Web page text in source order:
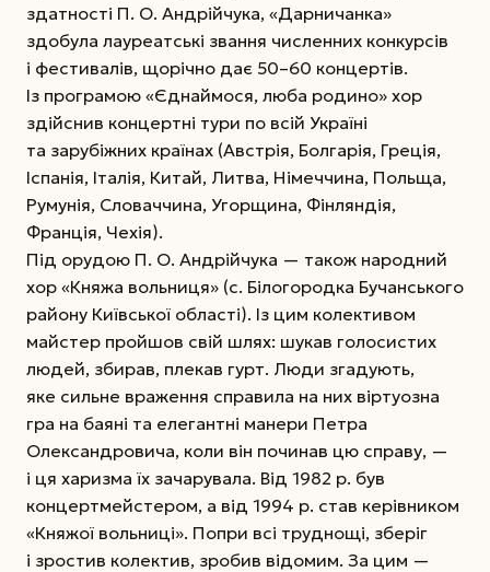
здатності П. О. Андрійчука, «Дарничанка»
здобула лауреатські звання численних конкурсів
і фестивалів, щорічно дає 50–60 концертів.
Із програмою «Єднаймося, люба родино» хор
здійснив концертні тури по всій Україні
та зарубіжних країнах (Австрія, Болгарія, Греція,
Іспанія, Італія, Китай, Литва, Німеччина, Польща,
Румунія, Словаччина, Угорщина, Фінляндія,
Франція, Чехія).
Під орудою П. О. Андрійчука — також народний
хор «Княжа вольниця» (с. Білогородка Бучанського
району Київської області). Із цим колективом
майстер пройшов свій шлях: шукав голосистих
людей, збирав, плекав гурт. Люди згадують,
яке сильне враження справила на них віртуозна
гра на баяні та елегантні манери Петра
Олександровича, коли він починав цю справу, —
і ця харизма їх зачарувала. Від 1982 р. був
концертмейстером, а від 1994 р. став керівником
«Княжої вольниці». Попри всі труднощі, зберіг
і зростив колектив, зробив відомим. За цим —